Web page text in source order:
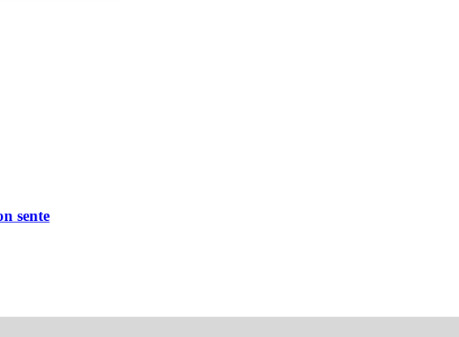
sente